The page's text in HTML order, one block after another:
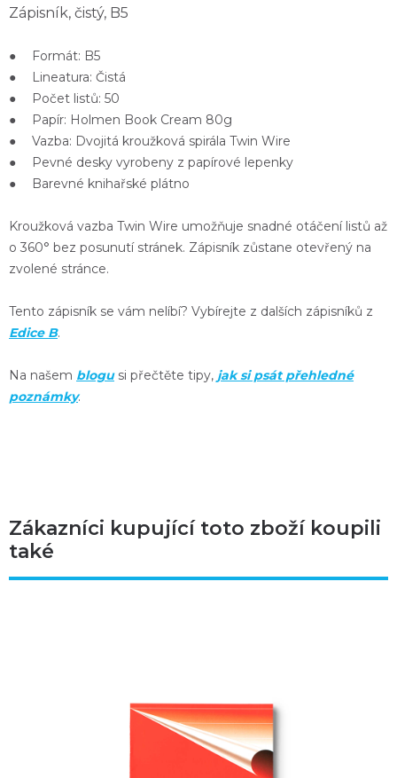
Zápisník, čistý, B5
● Formát: B5
● Lineatura: Čistá
● Počet listů: 50
● Papír: Holmen Book Cream 80g
● Vazba: Dvojitá kroužková spirála Twin Wire
● Pevné desky vyrobeny z papírové lepenky
● Barevné knihařské plátno
Kroužková vazba Twin Wire umožňuje snadné otáčení listů až
o 360° bez posunutí stránek. Zápisník zůstane otevřený na
zvolené stránce.
Tento zápisník se vám nelíbí? Vybírejte z dalších zápisníků z
Edice B.
Na našem blogusi přečtěte tipy, jak si psát přehledné
poznámky.
Zákazníci kupující toto zboží koupili
také